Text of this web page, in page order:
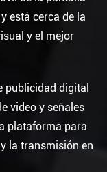
está cerca de la
y el mejor
publicidad digital
video y señales
plataforma para
la transmisión en